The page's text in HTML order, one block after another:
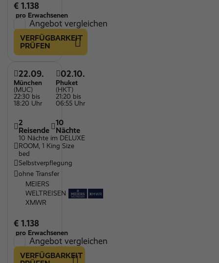
€ 1.138
pro Erwachsenen
Angebot vergleichen
VERFÜGBARKEIT
PRÜFEN
22.09.
München
(MUC)
22:30 bis
18:20 Uhr
02.10.
Phuket
(HKT)
21:20 bis
06:55 Uhr
2
Reisende
10
Nächte
10 Nächte im DELUXE
ROOM, 1 King Size
bed
Selbstverpflegung
ohne Transfer
MEIERS
WELTREISEN
XMWR
€ 1.138
pro Erwachsenen
Angebot vergleichen
VERFÜGBARKEIT